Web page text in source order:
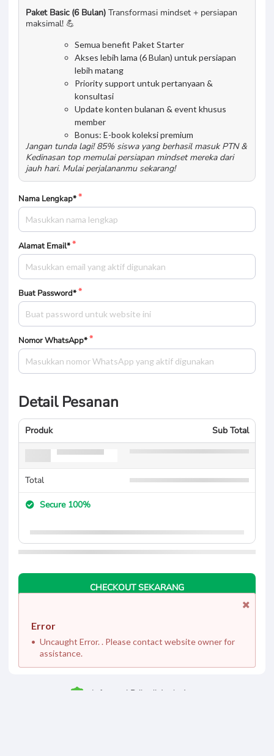
Paket Basic (6 Bulan) Transformasi mindset + persiapan
maksimal! 💪
Semua benefit Paket Starter
Akses lebih lama (6 Bulan) untuk persiapan
lebih matang
Priority support untuk pertanyaan &
konsultasi
Update konten bulanan & event khusus
member
Bonus: E-book koleksi premium
Jangan tunda lagi! 85% siswa yang berhasil masuk PTN &
Kedinasan top memulai persiapan mindset mereka dari
jauh hari. Mulai perjalananmu sekarang!
Nama Lengkap*
Alamat Email*
Buat Password*
Nomor WhatsApp*
Detail Pesanan
Produk Sub Total
Total
Secure 100%
CHECKOUT SEKARANG
Error
Uncaught Error. . Please contact website owner for
assistance.
Informasi Pribadi Anda Aman